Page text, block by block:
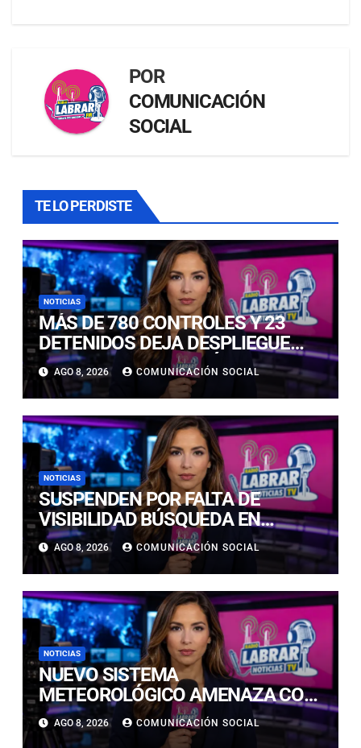
POR
COMUNICACIÓN
SOCIAL
TE LO PERDISTE
NOTICIAS
MÁS DE 780 CONTROLES Y 23
DETENIDOS DEJA DESPLIEGUE
POLICIAL EN COPIAPÓ Y CALDERA
AGO 8, 2026 COMUNICACIÓN SOCIAL
NOTICIAS
SUSPENDEN POR FALTA DE
VISIBILIDAD BÚSQUEDA EN
CALDERILLA: OPERATIVO SE
RETOMARÁ ESTE DOMINGO
AGO 8, 2026 COMUNICACIÓN SOCIAL
NOTICIAS
NUEVO SISTEMA
METEOROLÓGICO AMENAZA CON
LLUVIAS, NIEVE Y TORMENTAS
ELÉCTRICAS EN ATACAMA
AGO 8, 2026 COMUNICACIÓN SOCIAL